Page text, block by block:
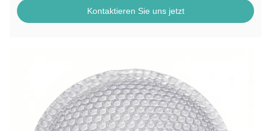
Kontaktieren Sie uns jetzt